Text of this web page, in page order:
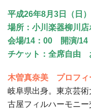
平成26年8月3日（日）
場所：小川楽器柳川店
会場/14：00 開演/14
チケット：全席自由
木曽真奈美 プロフィ
岐阜県出身。東京芸
古屋フィルハーモニー